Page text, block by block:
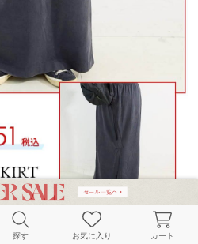
探す お気に入り カート